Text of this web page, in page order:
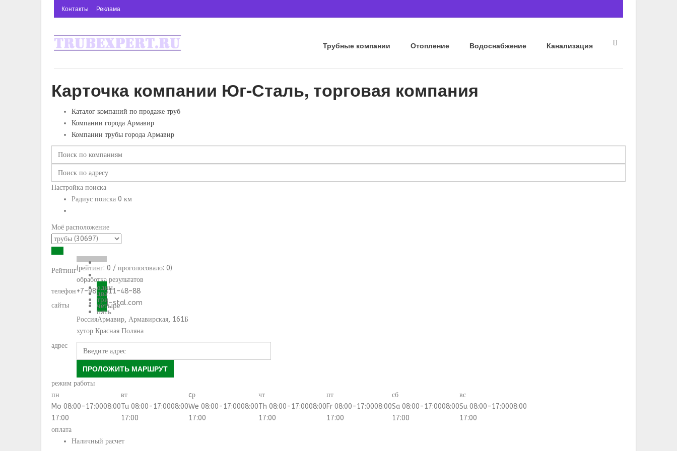
Контакты Реклама
Трубные компании Отопление Водоснабжение Канализация
Карточка компании Юг-Сталь, торговая компания
Каталог компаний по продаже труб
Компании города Армавир
Компании трубы города Армавир
Настройка поиска
Радиус поиска 0 км
Моё расположение
Рейтинг
один
два
три
четыре
пять
(рейтинг: 0 / проголосовало: 0)
обработка результатов
телефон+7–989–811–48–88
сайты
yug-stal.com
адрес
РоссияАрмавир, Армавирская, 161Б
хутор Красная Поляна
ПРОЛОЖИТЬ МАРШРУТ
режим работы
пн
вт cр чт пт сб
вс
Mo 08:00-17:0008:00
17:00
Tu 08:00-17:0008:00
17:00
We 08:00-17:0008:00
17:00
Th 08:00-17:0008:00
17:00
Fr 08:00-17:0008:00
17:00
Sa 08:00-17:0008:00
17:00
Su 08:00-17:0008:00
17:00
оплата
Наличный расчет